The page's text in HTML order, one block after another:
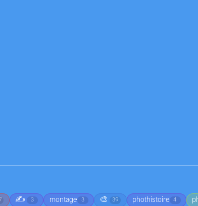
✍️ 3 montage 3 🎨 39 phothistoire 4